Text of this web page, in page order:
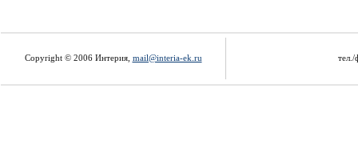
Copyright © 2006 Интерия, mail@interia-ek.ru